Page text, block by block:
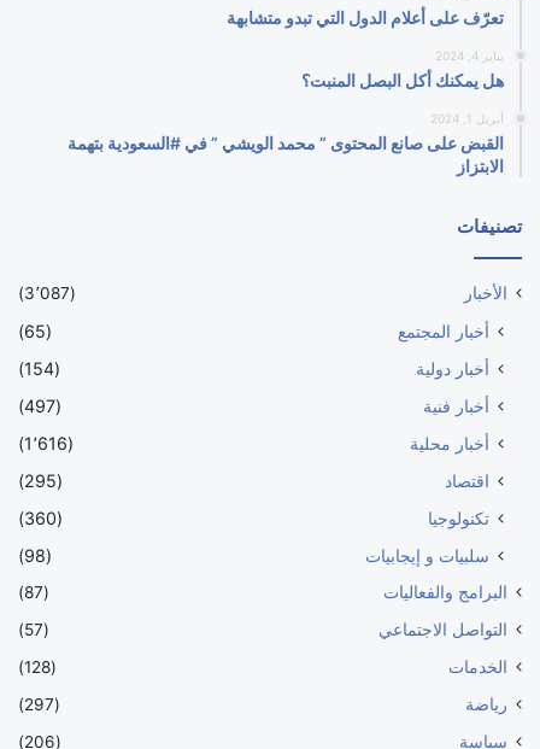
تعرّف على أعلام الدول التي تبدو متشابهة
يناير 4, 2024
هل يمكنك أكل البصل المنبت؟
أبريل 1, 2024
القبض على صانع المحتوى ” محمد الويشي ” في #السعودية بتهمة
الابتزاز
تصنيفات
الأخبار (3٬087)
أخبار المجتمع
(65)
أخبار دولية
(154)
أخبار فنية
(497)
أخبار محلية
(1٬616)
اقتصاد
(295)
تكنولوجيا
(360)
سلبيات و إيجابيات
(98)
البرامج والفعاليات
(87)
التواصل الاجتماعي
(57)
الخدمات
(128)
رياضة
(297)
سياسة
(206)